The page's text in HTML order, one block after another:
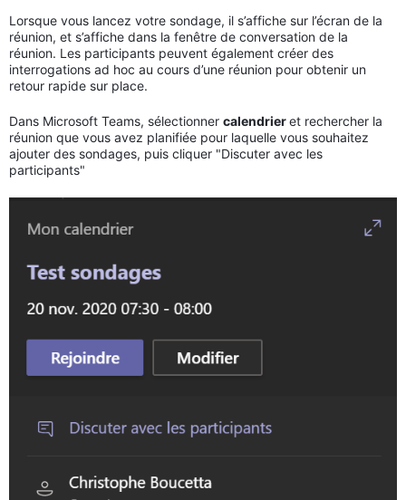
Lorsque vous lancez votre sondage, il s’affiche sur l’écran de la
réunion, et s’affiche dans la fenêtre de conversation de la
réunion. Les participants peuvent également créer des
interrogations ad hoc au cours d’une réunion pour obtenir un
retour rapide sur place.
Dans Microsoft Teams, sélectionner calendrieret rechercher la
réunion que vous avez planifiée pour laquelle vous souhaitez
ajouter des sondages, puis cliquer "Discuter avec les
participants"